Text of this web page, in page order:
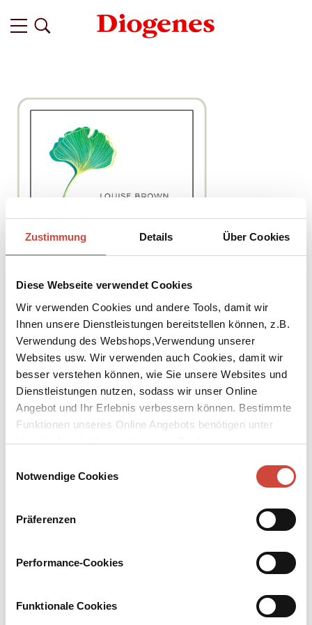
Zustimmung Details Über Cookies
Diese Webseite verwendet Cookies
Wir verwenden Cookies und andere Tools, damit wir
Ihnen unsere Dienstleistungen bereitstellen können, z.B.
Verwendung des Webshops,Verwendung unserer
Websites usw. Wir verwenden auch Cookies, damit wir
besser verstehen können, wie Sie unsere Websites und
Dienstleistungen nutzen, sodass wir unser Online
Angebot und Ihr Erlebnis verbessern können. Bestimmte
Funktionen unseres Online Angebots benötigen unter
Umständen die Verwendung von Cookies von
Notwendige Cookies
Präferenzen
Performance-Cookies
Funktionale Cookies
Download Bilddatei
Von den kleinen Wundern des Lebens
Wir leben in schwierigen Zeiten. Was können wir tun, wenn uns
die Unbeschwertheit abhandenkommt? Louise Brown weiß um die
sich eine Aufgabe: ein Jahr lang den Sinn zu schärfen für das Gute,
das ihr in ihrem Alltag begegnet. Sie entdeckt, dass auch jeder noch